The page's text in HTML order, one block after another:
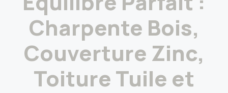
Charpente Bois,
Couverture Zinc,
Toiture Tuile et